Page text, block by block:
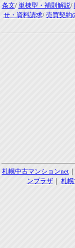
条文/ 単棟型・補則解説/
せ・資料請求/ 売買契約
札幌中古マンションnet｜
ンプラザ｜ 札